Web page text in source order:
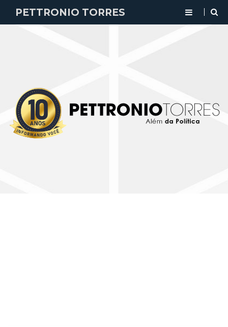
PETTRONIO TORRES